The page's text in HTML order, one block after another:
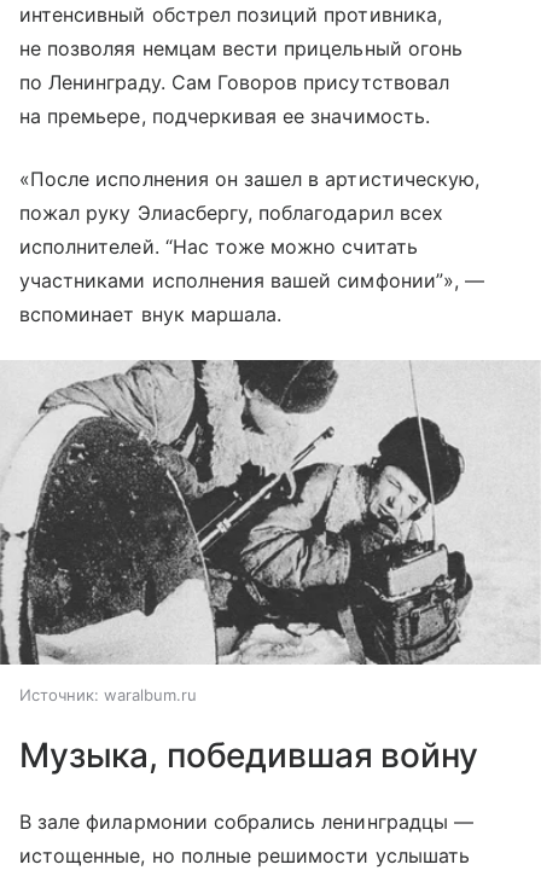
интенсивный обстрел позиций противника,
не позволяя немцам вести прицельный огонь
по Ленинграду. Сам Говоров присутствовал
на премьере, подчеркивая ее значимость.
«После исполнения он зашел в артистическую,
пожал руку Элиасбергу, поблагодарил всех
исполнителей. “Нас тоже можно считать
участниками исполнения вашей симфонии”», —
вспоминает внук маршала.
Источник: waralbum.ru
Музыка, победившая войну
В зале филармонии собрались ленинградцы —
истощенные, но полные решимости услышать